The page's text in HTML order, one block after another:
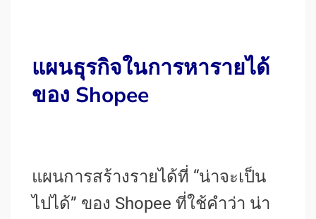
แผนธุรกิจในการหารายได้
ของ Shopee
แผนการสร้างรายได้ที่ “น่าจะเป็น
ไปได้” ของ Shopee ที่ใช้คำว่า น่า